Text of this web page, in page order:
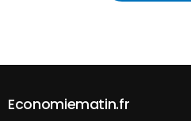
Economiematin.fr